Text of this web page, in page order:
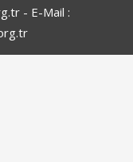
- E-Mail :